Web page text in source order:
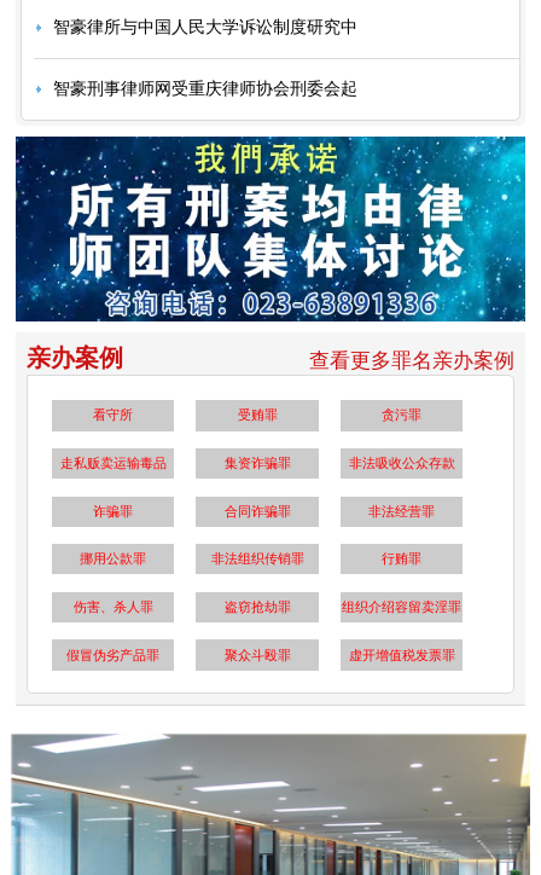
智豪律所与中国人民大学诉讼制度研究中
智豪刑事律师网受重庆律师协会刑委会起
亲办案例 查看更多罪名亲办案例
看守所 受贿罪 贪污罪
走私贩卖运输毒品 集资诈骗罪 非法吸收公众存款
诈骗罪 合同诈骗罪 非法经营罪
挪用公款罪 非法组织传销罪 行贿罪
伤害、杀人罪 盗窃抢劫罪 组织介绍容留卖淫罪
假冒伪劣产品罪 聚众斗殴罪 虚开增值税发票罪